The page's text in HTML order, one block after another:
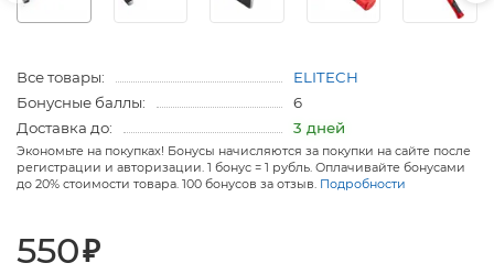
Все товары:
ELITECH
Бонусные баллы:
6
Доставка до:
3 дней
Экономьте на покупках! Бонусы начисляются за покупки на сайте после
регистрации и авторизации. 1 бонус = 1 рубль. Оплачивайте бонусами
до 20% стоимости товара. 100 бонусов за отзыв. Подробности
550₽